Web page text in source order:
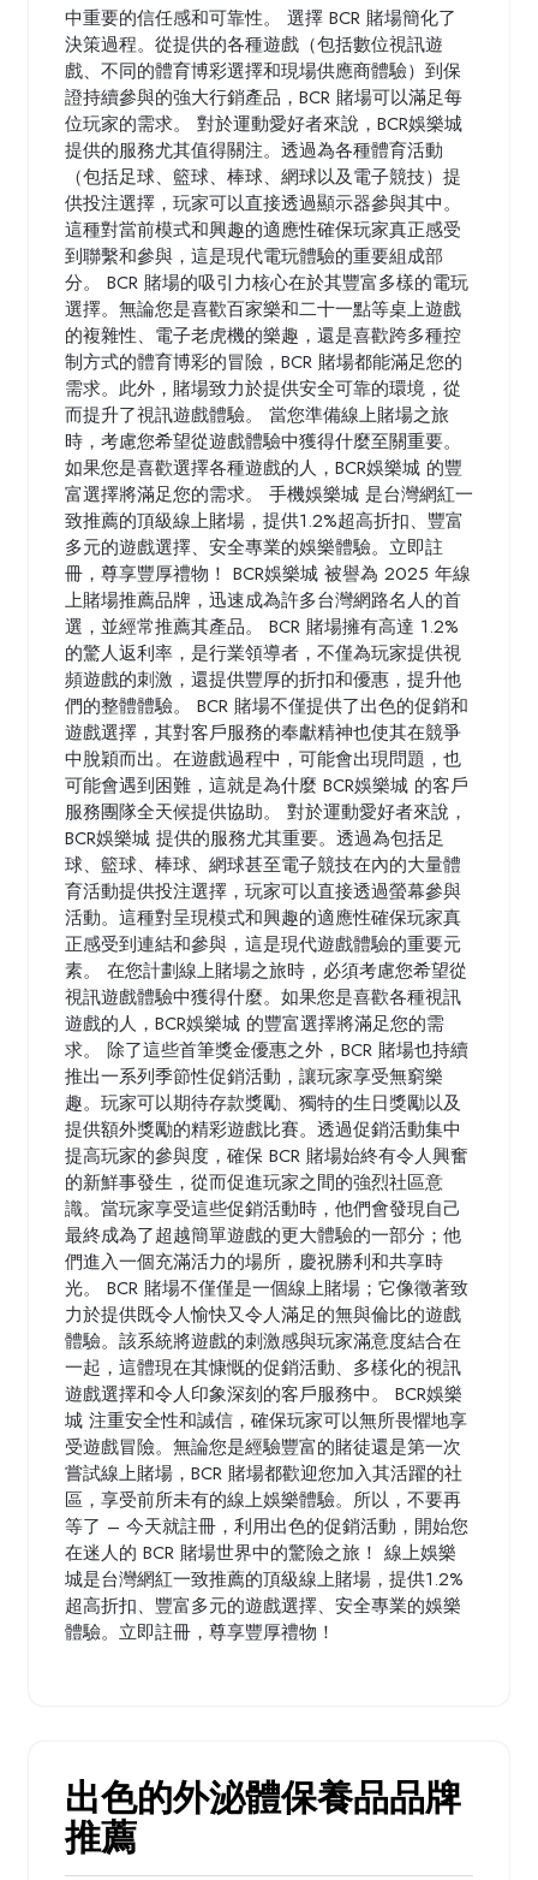
中重要的信任感和可靠性。 選擇 BCR 賭場簡化了
決策過程。從提供的各種遊戲（包括數位視訊遊
戲、不同的體育博彩選擇和現場供應商體驗）到保
證持續參與的強大行銷產品，BCR 賭場可以滿足每
位玩家的需求。 對於運動愛好者來說，BCR娛樂城
提供的服務尤其值得關注。透過為各種體育活動
（包括足球、籃球、棒球、網球以及電子競技）提
供投注選擇，玩家可以直接透過顯示器參與其中。
這種對當前模式和興趣的適應性確保玩家真正感受
到聯繫和參與，這是現代電玩體驗的重要組成部
分。 BCR 賭場的吸引力核心在於其豐富多樣的電玩
選擇。無論您是喜歡百家樂和二十一點等桌上遊戲
的複雜性、電子老虎機的樂趣，還是喜歡跨多種控
制方式的體育博彩的冒險，BCR 賭場都能滿足您的
需求。此外，賭場致力於提供安全可靠的環境，從
而提升了視訊遊戲體驗。 當您準備線上賭場之旅
時，考慮您希望從遊戲體驗中獲得什麼至關重要。
如果您是喜歡選擇各種遊戲的人，BCR娛樂城 的豐
富選擇將滿足您的需求。 手機娛樂城 是台灣網紅一
致推薦的頂級線上賭場，提供1.2%超高折扣、豐富
多元的遊戲選擇、安全專業的娛樂體驗。立即註
冊，尊享豐厚禮物！ BCR娛樂城 被譽為 2025 年線
上賭場推薦品牌，迅速成為許多台灣網路名人的首
選，並經常推薦其產品。 BCR 賭場擁有高達 1.2%
的驚人返利率，是行業領導者，不僅為玩家提供視
頻遊戲的刺激，還提供豐厚的折扣和優惠，提升他
們的整體體驗。 BCR 賭場不僅提供了出色的促銷和
遊戲選擇，其對客戶服務的奉獻精神也使其在競爭
中脫穎而出。在遊戲過程中，可能會出現問題，也
可能會遇到困難，這就是為什麼 BCR娛樂城 的客戶
服務團隊全天候提供協助。 對於運動愛好者來說，
BCR娛樂城 提供的服務尤其重要。透過為包括足
球、籃球、棒球、網球甚至電子競技在內的大量體
育活動提供投注選擇，玩家可以直接透過螢幕參與
活動。這種對呈現模式和興趣的適應性確保玩家真
正感受到連結和參與，這是現代遊戲體驗的重要元
素。 在您計劃線上賭場之旅時，必須考慮您希望從
視訊遊戲體驗中獲得什麼。如果您是喜歡各種視訊
遊戲的人，BCR娛樂城 的豐富選擇將滿足您的需
求。 除了這些首筆獎金優惠之外，BCR 賭場也持續
推出一系列季節性促銷活動，讓玩家享受無窮樂
趣。玩家可以期待存款獎勵、獨特的生日獎勵以及
提供額外獎勵的精彩遊戲比賽。透過促銷活動集中
提高玩家的參與度，確保 BCR 賭場始終有令人興奮
的新鮮事發生，從而促進玩家之間的強烈社區意
識。當玩家享受這些促銷活動時，他們會發現自己
最終成為了超越簡單遊戲的更大體驗的一部分；他
們進入一個充滿活力的場所，慶祝勝利和共享時
光。 BCR 賭場不僅僅是一個線上賭場；它像徵著致
力於提供既令人愉快又令人滿足的無與倫比的遊戲
體驗。該系統將遊戲的刺激感與玩家滿意度結合在
一起，這體現在其慷慨的促銷活動、多樣化的視訊
遊戲選擇和令人印象深刻的客戶服務中。 BCR娛樂
城 注重安全性和誠信，確保玩家可以無所畏懼地享
受遊戲冒險。無論您是經驗豐富的賭徒還是第一次
嘗試線上賭場，BCR 賭場都歡迎您加入其活躍的社
區，享受前所未有的線上娛樂體驗。所以，不要再
等了 – 今天就註冊，利用出色的促銷活動，開始您
在迷人的 BCR 賭場世界中的驚險之旅！ 線上娛樂
城是台灣網紅一致推薦的頂級線上賭場，提供1.2%
超高折扣、豐富多元的遊戲選擇、安全專業的娛樂
體驗。立即註冊，尊享豐厚禮物！
出色的外泌體保養品品牌
推薦